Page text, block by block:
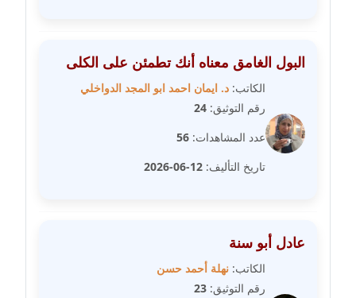
مدونة عبد الوهاب بدر
عاملة
مدونة عبير بسيوني
مدونة عبير عبد الرحيم (ماعت)
عاملة
البول الغامق معناه أنك تطمئن على الكلى
الكاتب: د. ايمان احمد ابو المجد الدواخلي
رقم التوثيق: 24
عدد المشاهدات: 56
تاريخ التأليف: 12-06-2026
عادل أبو سنة
الكاتب: نهلة أحمد حسن
رقم التوثيق: 23